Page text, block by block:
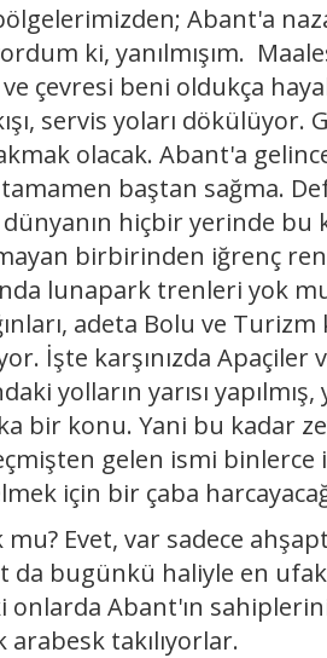
Abant'a
ki, yanılmışım.
çevresi beni oldukça hayal
servis yoları dökülüyor.
olacak. Abant'a
baştan sağma.
dünyanın hiçbir yerinde bu
birbirinden iğrenç
lunapark trenleri yok
adeta Bolu ve
İşte karşınızda Apaçiler
yolların yarısı
bir konu. Yani bu kadar
gelen ismi
için bir çaba
Evet, var sadece
da bugünkü haliyle en
onlarda Abant'ın
takılıyorlar.